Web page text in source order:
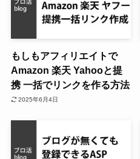
もしもアフィリエイトで
Amazon 楽天 Yahooと提
携 一括でリンクを作る方法
2025年6月4日